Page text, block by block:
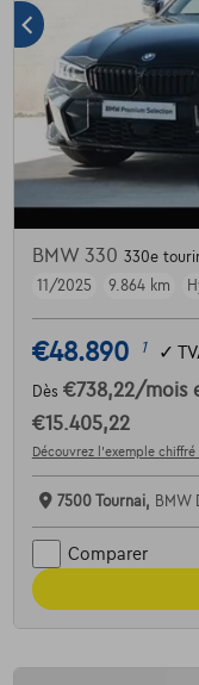
BMW 330 330e
11/2025
9.864 km
€48.890 1 ✓
Dès €738,22/mois
€15.405,22
Découvrez l’exemple
7500 Tournai, BMW
Comparer